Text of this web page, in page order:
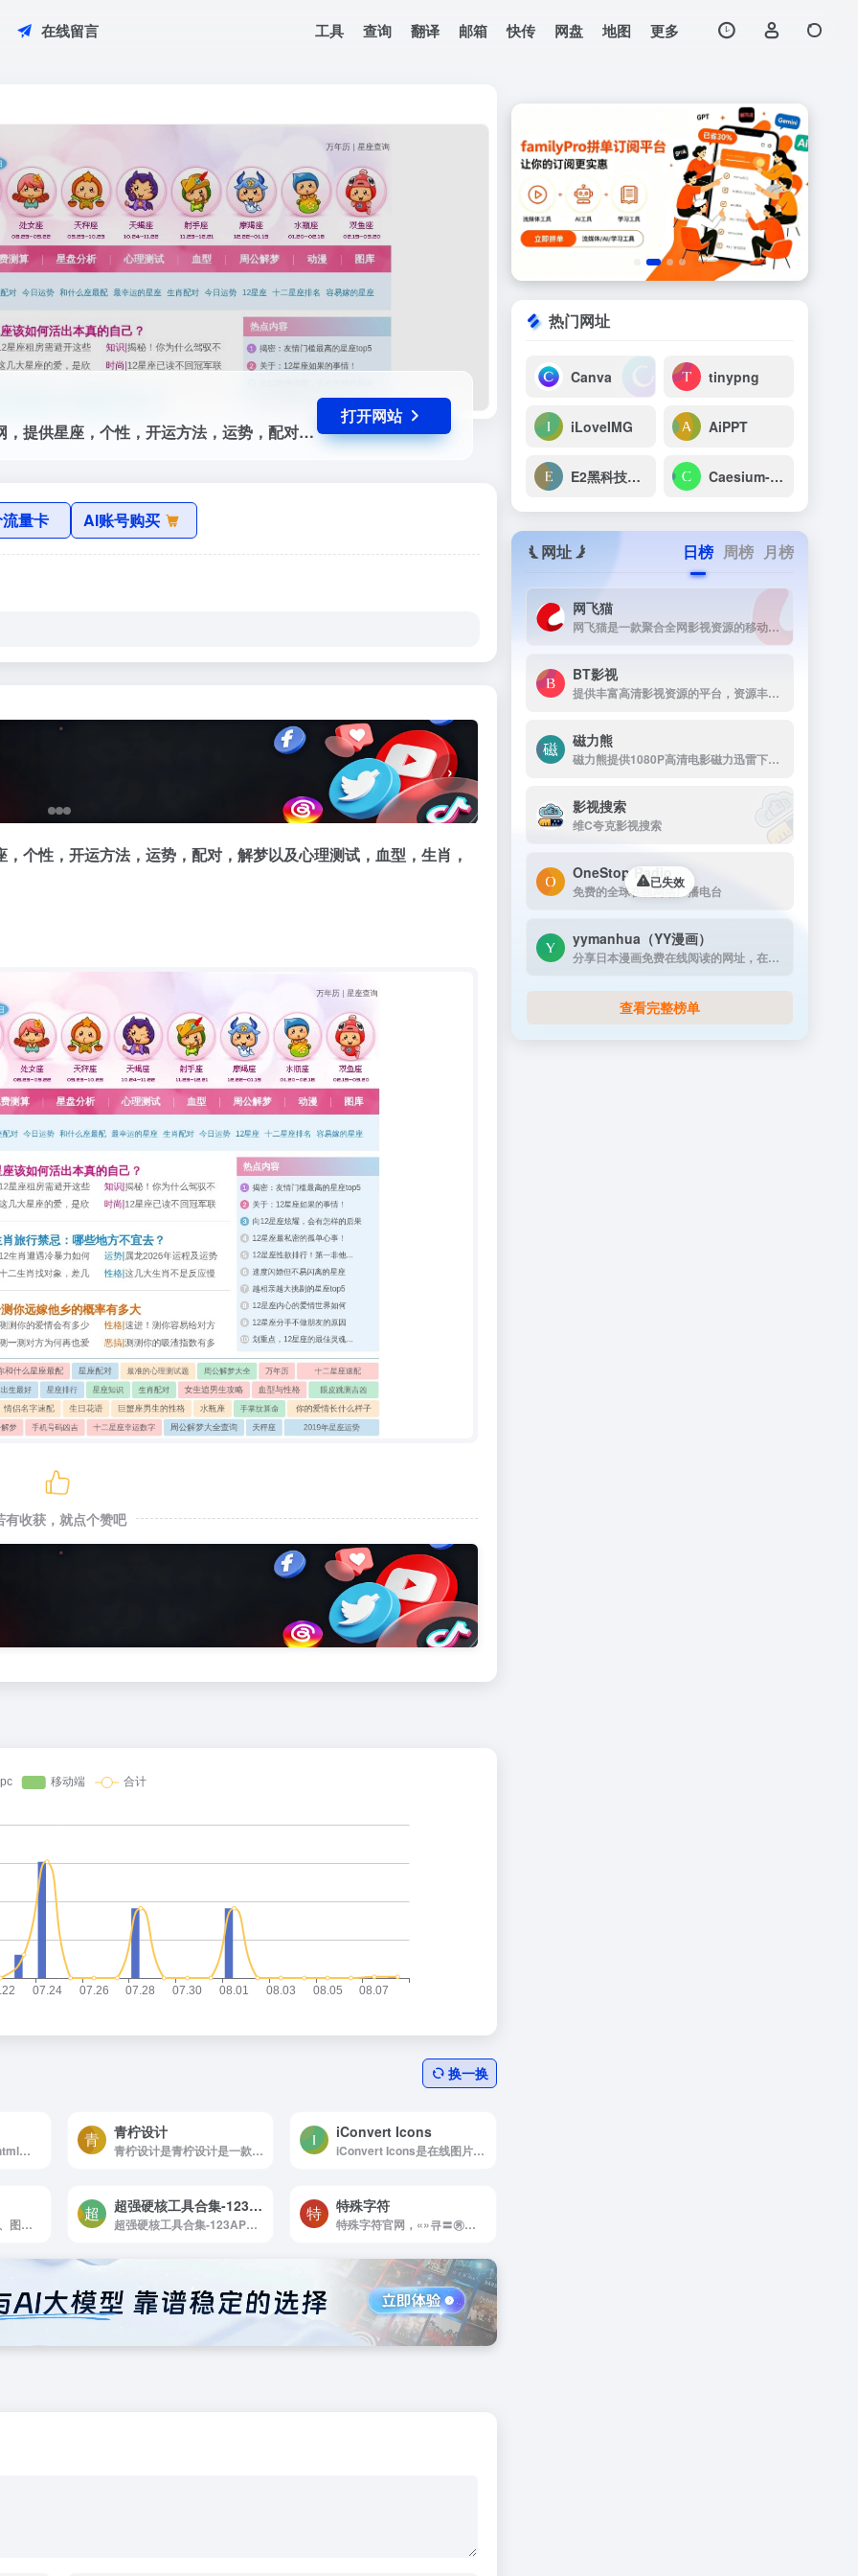
在线留言 工具 查询 翻译 邮箱 快传 网盘 地图 更多
星盘分析官网，星座屋专业星座运程预测网，提供星座，个性，开运方法，运势，配对，解梦以及心理测试，血型，生肖，塔罗牌，算命，风水等星相命理信息。
打开网站
量卡 AI账号购买
›
个性，开运方法，运势，配对，解梦以及心理测试，血型，生肖，
有收获，就点个赞吧
换一换
html在线美化压缩是html在线美化,格式化,压缩,净化,html转js
青柠设计
青柠设计是青柠设计是一款免费在线设计工具，模板素材众多，操作简单，为方便广大用户...
iConvert Icons
iConvert Icons是在线图片转图标。
改图鸭-在线图片压缩、图片编辑、图片格式转换工具
超强硬核工具合集-123APPS
超强硬核工具合集-123APPS是可以和实体软件媲美的工具，，操作简单，支持中文，还可以实...
特殊字符
特殊字符官网，«»큐〓㊚㊛囍㊒㊖☑✔☐☒✘♥♠♤♂♀★☆※卍■□◆◇▲△▂▃▄▅▆▇█●○◎⊕⊙㊣↑↓←→↖↗↘↙№§※≡∞∑√øπ×÷±∫∵∴⊥∥∠€¥℃™©®①❶㊀㈠⑴
热门网址
Canva tinypng
iLoveIMG AiPPT
E2黑科技编辑器 Caesium-在线图片压缩软件
网址 日榜 周榜 月榜
网飞猫
网飞猫是一款聚合全网影视资源的移动端播放应用，主打免费、高画...
BT影视
提供丰富高清影视资源的平台，资源丰富，更新及时，画质高清，支持多终端下载，是影视爱好者的理想选择。
磁力熊
磁力熊提供1080P高清电影磁力迅雷下载,豆瓣Top250及豆瓣高分电影1080P高清磁力下载。
影视搜索
维C夸克影视搜索
已失效
OneStop Radio
免费的全球在线网络广播电台
yymanhua（YY漫画）
分享日本漫画免费在线阅读的网址，在线漫画阅读第一站
查看完整榜单